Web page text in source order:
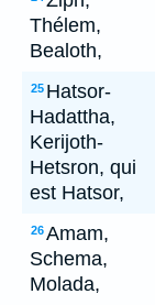
Thélem,
Bealoth,
25 Hatsor-
Hadattha,
Kerijoth-
Hetsron, qui
est Hatsor,
26Amam,
Schema,
Molada,